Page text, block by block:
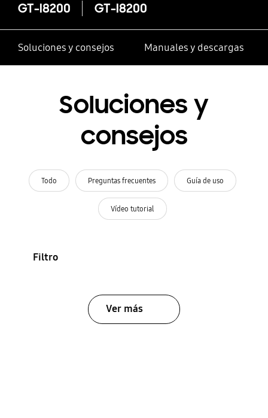
GT-I8200 GT-I8200
Soluciones y consejos Manuales y descargas
Soluciones y
consejos
Todo Preguntas frecuentes Guía de uso
Vídeo tutorial
Filtro
Ver más